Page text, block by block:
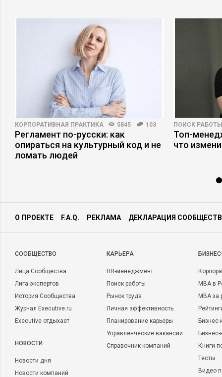
КОРПОРАТИВНАЯ ПРАКТИКА 5845 103
Регламент по-русски: как
опираться на культурный код и не
ломать людей
ПОИСК РАБОТЫ
Топ-
что
О ПРОЕКТЕ F.A.Q. РЕКЛАМА ДЕКЛАРАЦИЯ
CООБЩЕСТВО
Лица Сообщества
Лига экспертов
История Сообщества
Журнал Executive.ru
Executive отдыхает
НОВОСТИ
Новости дня
Новости компаний
КАРЬЕРА
HR-менеджмент
Поиск работы
Рынок труда
Личная эффективность
Планирование карьеры
Управленческие вакансии
Справочник компаний
MBA в
MBA
Бизнес-
Книги
Тесты
Видео